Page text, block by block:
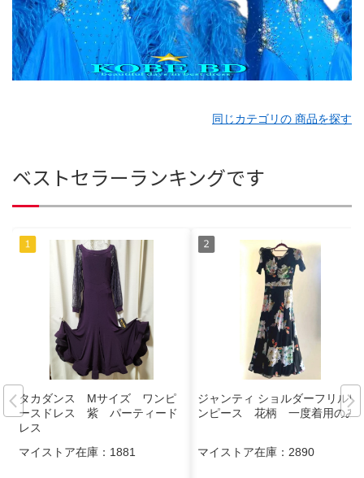
同じカテゴリの 商品を探す
ベストセラーランキングです
タカダンス Мサイズ ワンピ
ースドレス 紫 パーティード
レス
マイストア在庫： 1881
ジャンティ ショルダーフリルワ
ンピース 花柄 一度着用のみ
マイストア在庫： 2890